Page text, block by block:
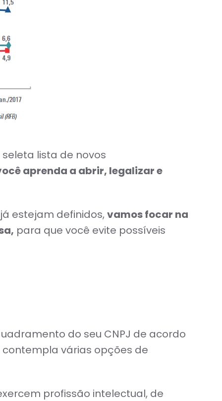
lista de novos
aprenda a abrir, legalizar e
estejam definidos,vamos focar na
para que você evite possíveis
do seu CNPJ de acordo
várias opções de
profissão intelectual, de